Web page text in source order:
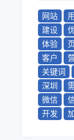
网站
建设
体验
客户
关键词
深圳
微信
开发